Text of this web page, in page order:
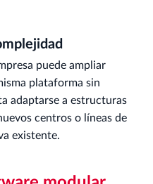
puede ampliar
plataforma sin
adaptarse a estructuras
centros o líneas de
existente.